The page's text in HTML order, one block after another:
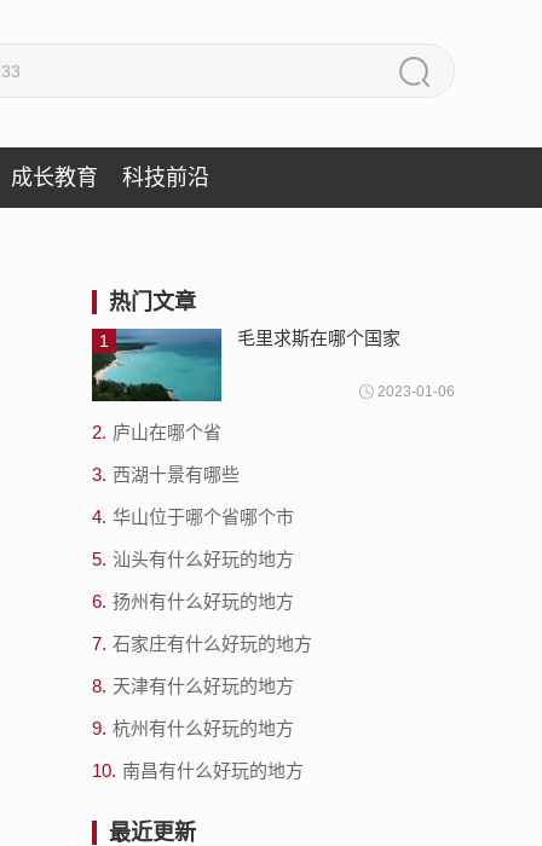
成长教育 科技前沿
热门文章
1 毛里求斯在哪个国家
2023-01-06
2. 庐山在哪个省
3. 西湖十景有哪些
4. 华山位于哪个省哪个市
5. 汕头有什么好玩的地方
6. 扬州有什么好玩的地方
7. 石家庄有什么好玩的地方
8. 天津有什么好玩的地方
9. 杭州有什么好玩的地方
10. 南昌有什么好玩的地方
最近更新